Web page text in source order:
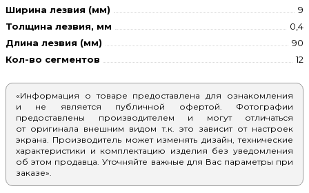
Ширина лезвия (мм)
9
Толщина лезвия, мм
0,4
Длина лезвия (мм)
90
Кол-во сегментов
12
«Информация о товаре предоставлена для ознакомления
и не является публичной офертой. Фотографии
предоставлены производителем и могут отличаться
от оригинала внешним видом т.к. это зависит от настроек
экрана. Производитель может изменять дизайн, технические
характеристики и комплектацию изделия без уведомления
об этом продавца. Уточняйте важные для Вас параметры при
заказе».